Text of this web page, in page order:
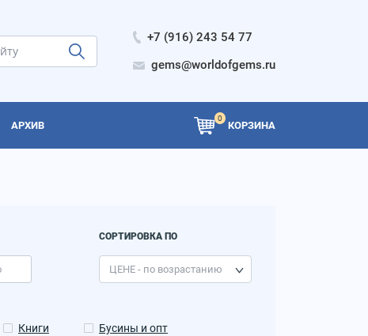
+7 (916) 243 54 77
gems@worldofgems.ru
АРХИВ
0
КОРЗИНА
СОРТИРОВКА ПО
Книги Бусины и опт